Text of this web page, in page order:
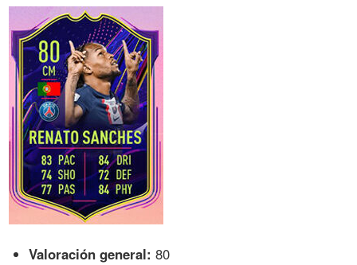
Valoración general: 80